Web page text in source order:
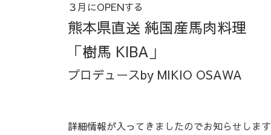
３月にOPENする
熊本県直送 純国産馬肉料理
「樹馬 KIBA」
プロデュースby MIKIO OSAWA
詳細情報が入ってきましたのでお知らせします